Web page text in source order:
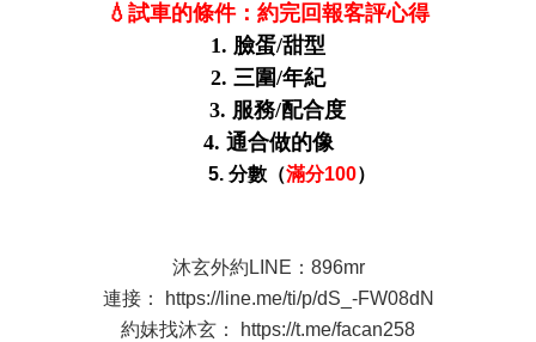
💧試車的條件：約完回報客評心得
1. 臉蛋/甜型
2. 三圍/年紀
3. 服務/配合度
4. 通合做的像
5. 分數（滿分100）
沐玄外約LINE：896mr
連接：
https://line.me/ti/p/dS_-FW08dN
約妹找沐玄：
https://t.me/facan258